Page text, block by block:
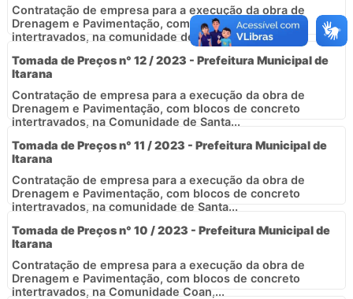
Contratação de empresa para a execução da obra de
Drenagem e Pavimentação, com blocos de concreto
intertravados, na comunidade de Santa...
Tomada de Preços n° 12 / 2023 - Prefeitura Municipal de
Itarana
Contratação de empresa para a execução da obra de
Drenagem e Pavimentação, com blocos de concreto
intertravados, na Comunidade de Santa...
Tomada de Preços n° 11 / 2023 - Prefeitura Municipal de
Itarana
Contratação de empresa para a execução da obra de
Drenagem e Pavimentação, com blocos de concreto
intertravados, na comunidade de Santa...
Tomada de Preços n° 10 / 2023 - Prefeitura Municipal de
Itarana
Contratação de empresa para a execução da obra de
Drenagem e Pavimentação, com blocos de concreto
intertravados, na Comunidade Coan,...